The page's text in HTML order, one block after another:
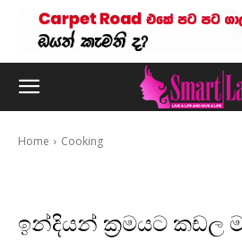
Home Cooking
ඉන්දියන් ක්‍රමයට කඩල